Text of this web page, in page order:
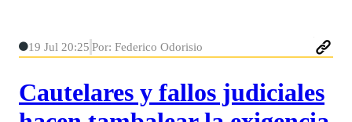
19 Jul 20:25 Por: Federico Odorisio
Cautelares y fallos judiciales